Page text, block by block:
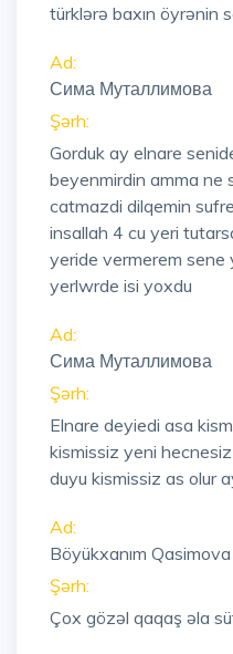
türklərə baxın öyrənin
Ad:
Сима Муталлимова
Şərh:
Gorduk ay elnare
beyenmirdin amma ne
catmazdi dilqemin
insallah 4 cu yeri
yeride vermerem sene
yerlwrde isi yoxdu
Ad:
Сима Муталлимова
Şərh:
Elnare deyiedi asa
kismissiz yeni
duyu kismissiz as olur
Ad:
Böyükxanım Qasimova
Şərh:
Çox gözəl qaqaş əla